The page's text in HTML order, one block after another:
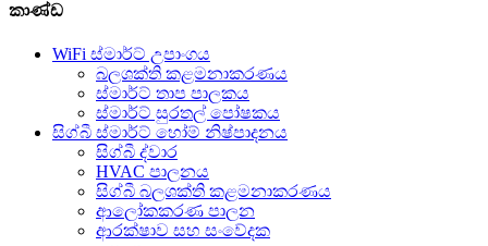
කාණ්ඩ
WiFi ස්මාර්ට් උපාංගය
බලශක්ති කළමනාකරණය
ස්මාර්ට් තාප පාලකය
ස්මාර්ට් සුරතල් පෝෂකය
සිග්බී ස්මාර්ට් හෝම් නිෂ්පාදනය
සිග්බී ද්වාර
HVAC පාලනය
සිග්බී බලශක්ති කළමනාකරණය
ආලෝකකරණ පාලන
ආරක්ෂාව සහ සංවේදක